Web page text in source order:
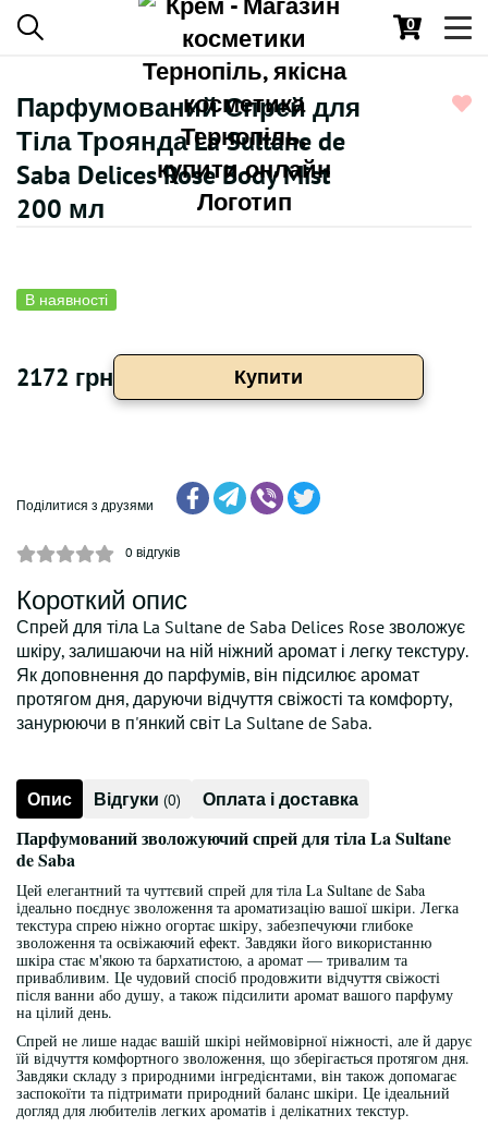
0
Парфумований Спрей для
Тіла Троянда La Sultane de
Saba Delices Rose Body Mist
200 мл
В наявності
2172 грн Купити
Поділитися з друзями
0 відгуків
Короткий опис
Спрей для тіла La Sultane de Saba Delices Rose зволожує
шкіру, залишаючи на ній ніжний аромат і легку текстуру.
Як доповнення до парфумів, він підсилює аромат
протягом дня, даруючи відчуття свіжості та комфорту,
занурюючи в п'янкий світ La Sultane de Saba.
Опис Відгуки (0) Оплата і доставка
Парфумований зволожуючий спрей для тіла La Sultane
de Saba
Цей елегантний та чуттєвий спрей для тіла La Sultane de Saba
ідеально поєднує зволоження та ароматизацію вашої шкіри. Легка
текстура спрею ніжно огортає шкіру, забезпечуючи глибоке
зволоження та освіжаючий ефект. Завдяки його використанню
шкіра стає м'якою та бархатистою, а аромат — тривалим та
привабливим. Це чудовий спосіб продовжити відчуття свіжості
після ванни або душу, а також підсилити аромат вашого парфуму
на цілий день.
Спрей не лише надає вашій шкірі неймовірної ніжності, але й дарує
їй відчуття комфортного зволоження, що зберігається протягом дня.
Завдяки складу з природними інгредієнтами, він також допомагає
заспокоїти та підтримати природний баланс шкіри. Це ідеальний
догляд для любителів легких ароматів і делікатних текстур.